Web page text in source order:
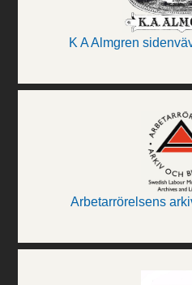
K A Almgren
Arbetarrörelsens